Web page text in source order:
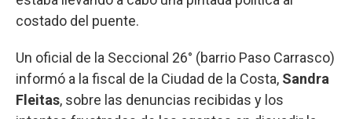
costado del puente.
Un oficial de la Seccional 26° (barrio Paso Carrasco)
informó a la fiscal de la Ciudad de la Costa, Sandra
Fleitas, sobre las denuncias recibidas y los